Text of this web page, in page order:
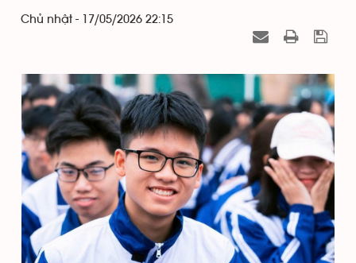
Chủ nhật - 17/05/2026 22:15